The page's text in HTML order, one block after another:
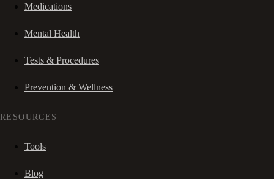
Medications
Mental Health
Tests & Procedures
Prevention & Wellness
RESOURCES
Tools
Blog